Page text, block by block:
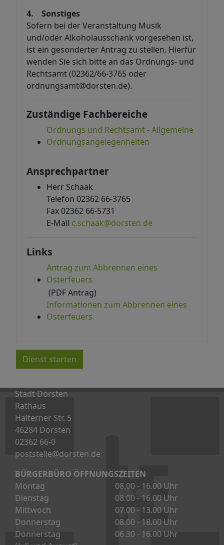
4. Sonstiges
Sofern bei der Veranstaltung Musik
und/oder Alkoholausschank vorgesehen ist,
ist ein gesonderter Antrag zu stellen. Hierfür
wenden Sie sich bitte an das Ordnungs- und
Rechtsamt (02362/66-3765 oder
ordnungsamt@dorsten.de).
Zuständige Fachbereiche
Ordnungs und Rechtsamt - Allgemeine
Ordnungsangelegenheiten
Ansprechpartner
Herr Schaak
Telefon 02362 66-3765
Fax 02362 66-5731
E-Mail c.schaak@dorsten.de
Links
Antrag zum Abbrennen eines
Osterfeuers
(PDF Antrag)
Informationen zum Abbrennen eines
Osterfeuers
Dienst starten